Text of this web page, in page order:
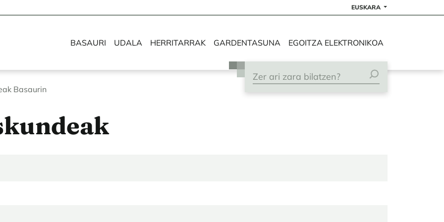
EUSKARA
BASAURI UDALA HERRITARRAK GARDENTASUNA EGOITZA ELEKTRONIKOA
Basaurin